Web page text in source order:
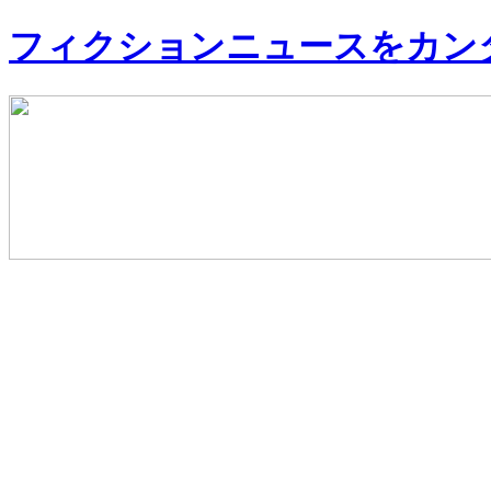
フィクションニュースをカン